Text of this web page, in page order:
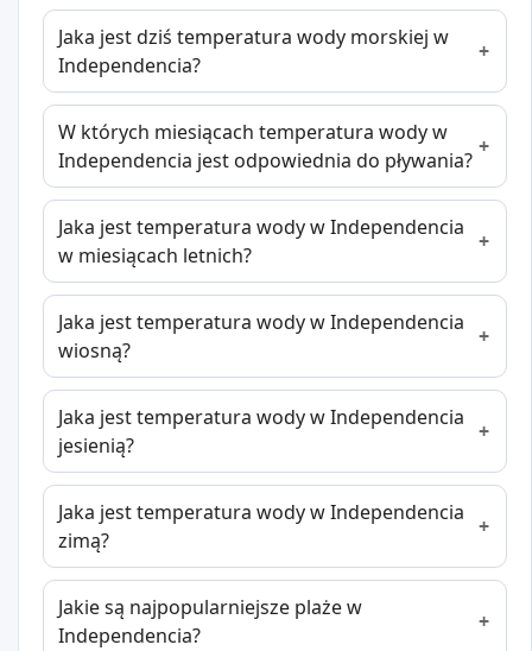
Jaka jest dziś temperatura wody morskiej w
Independencia?
W których miesiącach temperatura wody w
Independencia jest odpowiednia do pływania?
Jaka jest temperatura wody w Independencia
w miesiącach letnich?
Jaka jest temperatura wody w Independencia
wiosną?
Jaka jest temperatura wody w Independencia
jesienią?
Jaka jest temperatura wody w Independencia
zimą?
Jakie są najpopularniejsze plaże w
Independencia?